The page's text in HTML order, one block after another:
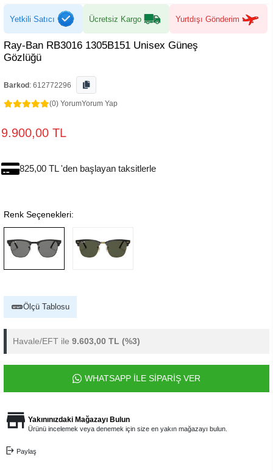
Yetkili Satıcı Ücretsiz Kargo Yurtdışı Gönderim
Ray-Ban RB3016 1305B151 Unisex Güneş
Gözlüğü
Barkod : 612772296
(0) YorumYorum Yap
9.900,00 TL
825,00 TL 'den başlayan taksitlerle
Renk Seçenekleri:
Ölçü Tablosu
Havale/EFT ile 9.603,00 TL (%3)
WHATSAPP İLE SİPARİŞ VER
Yakınınızdaki Mağazayı Bulun
Ürünü incelemek veya denemek için size en yakın mağazayı bulun.
Paylaş